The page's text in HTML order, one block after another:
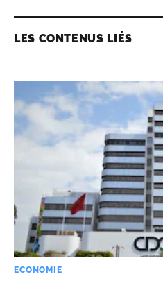
LES CONTENUS LIÉS
ECONOMIE